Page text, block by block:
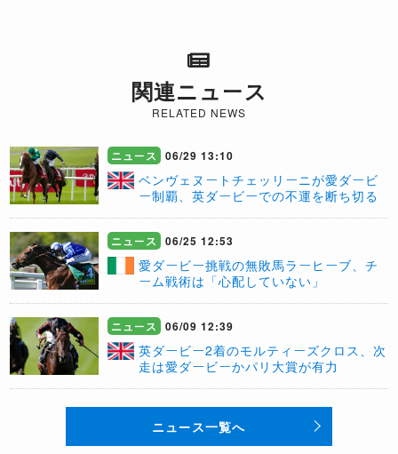
関連ニュース
RELATED NEWS
ニュース 06/29 13:10
ベンヴェヌートチェッリーニが愛ダービ
ー制覇、英ダービーでの不運を断ち切る
ニュース 06/25 12:53
愛ダービー挑戦の無敗馬ラーヒーブ、チ
ーム戦術は「心配していない」
ニュース 06/09 12:39
英ダービー2着のモルティーズクロス、次
走は愛ダービーかパリ大賞が有力
ニュース一覧へ